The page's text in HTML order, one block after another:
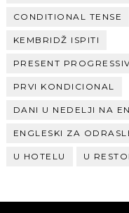
CONDITIONAL TENSE
KEMBRIDŽ ISPITI
PRESENT
PRVI KONDICIONAL
DANI U NEDELJI NA
ENGLESKI ZA
U HOTELU U